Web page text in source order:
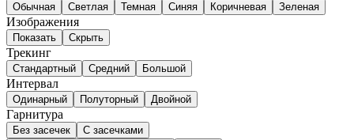
Обычная Светлая Темная Синяя Коричневая Зеленая
Изображения
Показать Скрыть
Трекинг
Стандартный Средний Большой
Интервал
Одинарный Полуторный Двойной
Гарнитура
Без засечек
С засечками